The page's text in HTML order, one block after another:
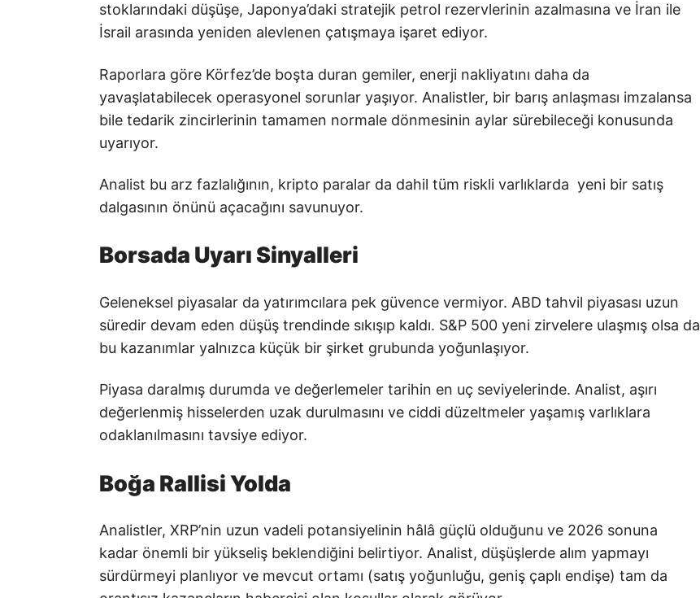
stoklarındaki düşüşe, Japonya’daki stratejik petrol rezervlerinin azalmasına ve İran ile
İsrail arasında yeniden alevlenen çatışmaya işaret ediyor.
Raporlara göre Körfez’de boşta duran gemiler, enerji nakliyatını daha da
yavaşlatabilecek operasyonel sorunlar yaşıyor. Analistler, bir barış anlaşması imzalansa
bile tedarik zincirlerinin tamamen normale dönmesinin aylar sürebileceği konusunda
uyarıyor.
Analist bu arz fazlalığının, kripto paralar da dahil tüm riskli varlıklarda yeni bir satış
dalgasının önünü açacağını savunuyor.
Borsada Uyarı Sinyalleri
Geleneksel piyasalar da yatırımcılara pek güvence vermiyor. ABD tahvil piyasası uzun
süredir devam eden düşüş trendinde sıkışıp kaldı. S&P 500 yeni zirvelere ulaşmış olsa da
bu kazanımlar yalnızca küçük bir şirket grubunda yoğunlaşıyor.
Piyasa daralmış durumda ve değerlemeler tarihin en uç seviyelerinde. Analist, aşırı
değerlenmiş hisselerden uzak durulmasını ve ciddi düzeltmeler yaşamış varlıklara
odaklanılmasını tavsiye ediyor.
Boğa Rallisi Yolda
Analistler, XRP’nin uzun vadeli potansiyelinin hâlâ güçlü olduğunu ve 2026 sonuna
kadar önemli bir yükseliş beklendiğini belirtiyor. Analist, düşüşlerde alım yapmayı
sürdürmeyi planlıyor ve mevcut ortamı (satış yoğunluğu, geniş çaplı endişe) tam da